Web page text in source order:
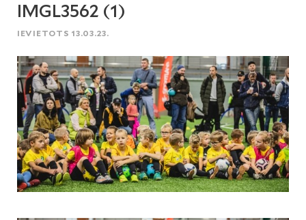
IMGL3562 (1)
IEVIETOTS 13.03.23.